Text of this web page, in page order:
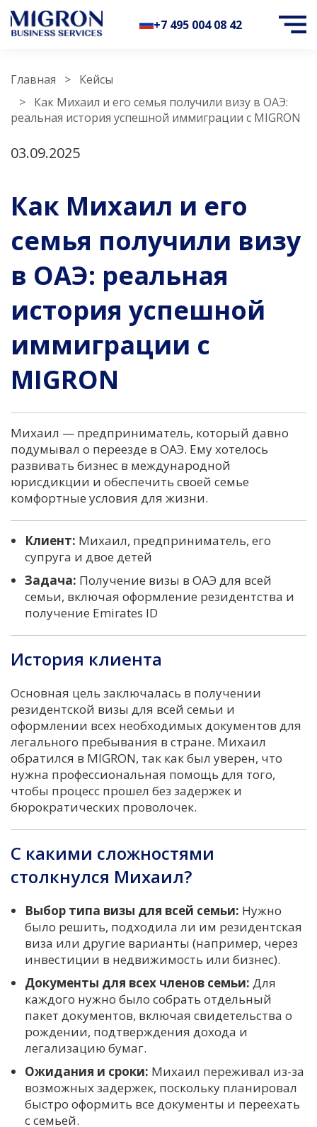
+7 495 004 08 42
Главная
Кейсы
Как Михаил и его семья получили визу в ОАЭ:
реальная история успешной иммиграции с MIGRON
03.09.2025
Как Михаил и его
семья получили визу
в ОАЭ: реальная
история успешной
иммиграции с
MIGRON
Михаил — предприниматель, который давно
подумывал о переезде в ОАЭ. Ему хотелось
развивать бизнес в международной
юрисдикции и обеспечить своей семье
комфортные условия для жизни.
Клиент: Михаил, предприниматель, его
супруга и двое детей
Задача: Получение визы в ОАЭ для всей
семьи, включая оформление резидентства и
получение Emirates ID
История клиента
Основная цель заключалась в получении
резидентской визы для всей семьи и
оформлении всех необходимых документов для
легального пребывания в стране. Михаил
обратился в MIGRON, так как был уверен, что
нужна профессиональная помощь для того,
чтобы процесс прошел без задержек и
бюрократических проволочек.
С какими сложностями
столкнулся Михаил?
Выбор типа визы для всей семьи: Нужно
было решить, подходила ли им резидентская
виза или другие варианты (например, через
инвестиции в недвижимость или бизнес).
Документы для всех членов семьи: Для
каждого нужно было собрать отдельный
пакет документов, включая свидетельства о
рождении, подтверждения дохода и
легализацию бумаг.
Ожидания и сроки: Михаил переживал из-за
возможных задержек, поскольку планировал
быстро оформить все документы и переехать
с семьей.